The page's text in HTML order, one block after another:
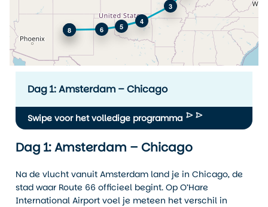
3
4
5
6
7
8
Leaflet © OpenStreetMap
Dag 1: Amsterdam – Chicago
Swipe voor het volledige programma
Dag 1: Amsterdam – Chicago
Na de vlucht vanuit Amsterdam land je in Chicago, de
stad waar Route 66 officieel begint. Op O’Hare
International Airport voel je meteen het verschil in